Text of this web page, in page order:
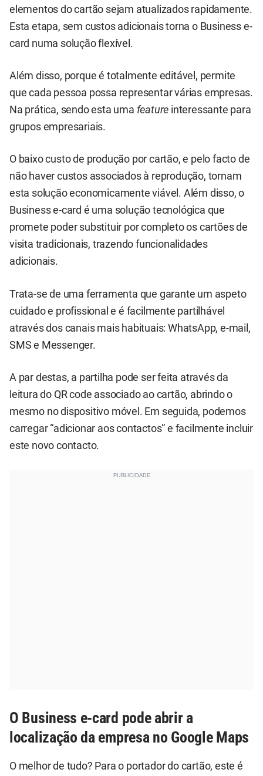
elementos do cartão sejam atualizados rapidamente.
Esta etapa, sem custos adicionais torna o Business e-
card numa solução flexível.
Além disso, porque é totalmente editável, permite
que cada pessoa possa representar várias empresas.
Na prática, sendo esta uma feature interessante para
grupos empresariais.
O baixo custo de produção por cartão, e pelo facto de
não haver custos associados à reprodução, tornam
esta solução economicamente viável. Além disso, o
Business e-card é uma solução tecnológica que
promete poder substituir por completo os cartões de
visita tradicionais, trazendo funcionalidades
adicionais.
Trata-se de uma ferramenta que garante um aspeto
cuidado e profissional e é facilmente partilhável
através dos canais mais habituais: WhatsApp, e-mail,
SMS e Messenger.
A par destas, a partilha pode ser feita através da
leitura do QR code associado ao cartão, abrindo o
mesmo no dispositivo móvel. Em seguida, podemos
carregar “adicionar aos contactos” e facilmente incluir
este novo contacto.
O Business e-card pode abrir a
localização da empresa no Google Maps
O melhor de tudo? Para o portador do cartão, este é